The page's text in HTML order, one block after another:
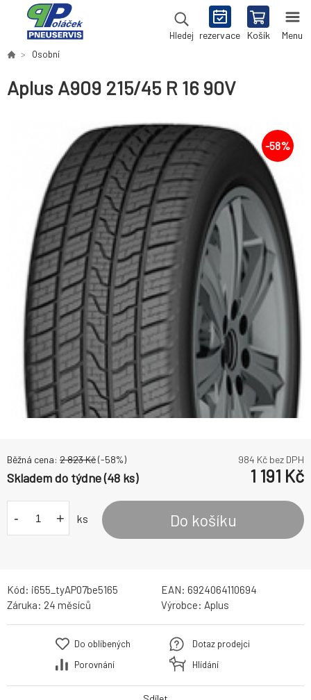
Hledej rezervace Košík Menu
Osobní
Aplus A909 215/45 R 16 90V
-58%
Běžná cena: 2 823Kč(-58%) 984 Kč bez DPH
Skladem do týdne (48 ks) 1 191 Kč
- + ks Do košíku
Kód: i655_tyAP07be5165 EAN: 6924064110694
Záruka: 24 měsíců Výrobce: Aplus
Do oblíbených
Porovnání
Dotaz prodejci
Hlídání